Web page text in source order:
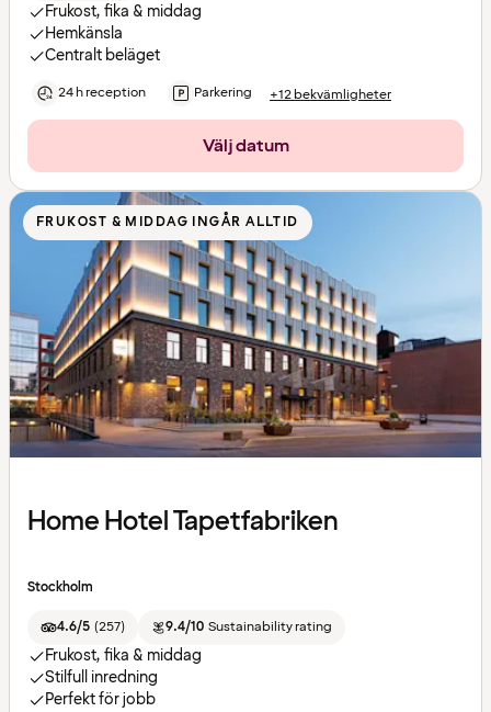
Frukost, fika & middag
Hemkänsla
Centralt beläget
24 h reception Parkering +12 bekvämligheter
Välj datum
FRUKOST & MIDDAG INGÅR ALLTID
Home Hotel Tapetfabriken
Stockholm
4.6/5 (257) 9.4/10 Sustainability rating
Frukost, fika & middag
Stilfull inredning
Perfekt för jobb